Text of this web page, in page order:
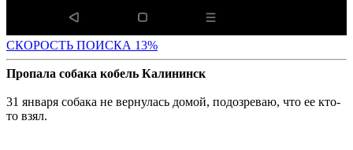
СКОРОСТЬ ПОИСКА 13%
Пропала собака кобель Калининск
31 января собака не вернулась домой, подозреваю, что ее кто-
то взял.